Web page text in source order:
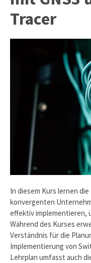
Tracer
In diesem Kurs lernen
konvergenten
effektiv implementieren,
Während des Kurses
Verständnis für die
Implementierung von
Lehrplan umfasst auch